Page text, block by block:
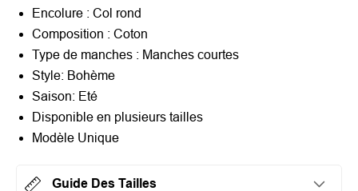
Encolure : Col rond
Composition : Coton
Type de manches : Manches courtes
Style: Bohème
Saison: Eté
Disponible en plusieurs tailles
Modèle Unique
Guide Des Tailles